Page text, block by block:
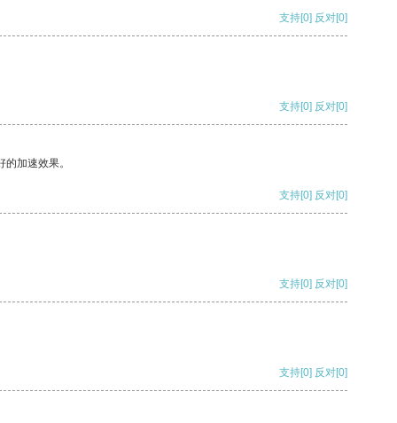
支持[0] 反对[0]
支持[0] 反对[0]
加速效果。
支持[0] 反对[0]
支持[0] 反对[0]
支持[0] 反对[0]